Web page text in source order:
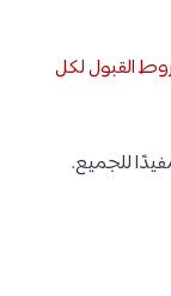
القبول لكل
للجميع.